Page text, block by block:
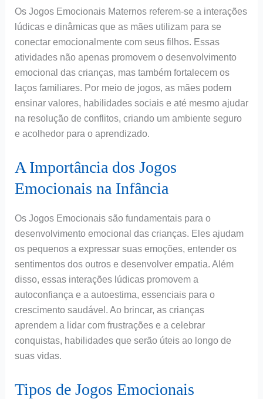
Os Jogos Emocionais Maternos referem-se a interações
lúdicas e dinâmicas que as mães utilizam para se
conectar emocionalmente com seus filhos. Essas
atividades não apenas promovem o desenvolvimento
emocional das crianças, mas também fortalecem os
laços familiares. Por meio de jogos, as mães podem
ensinar valores, habilidades sociais e até mesmo ajudar
na resolução de conflitos, criando um ambiente seguro
e acolhedor para o aprendizado.
A Importância dos Jogos
Emocionais na Infância
Os Jogos Emocionais são fundamentais para o
desenvolvimento emocional das crianças. Eles ajudam
os pequenos a expressar suas emoções, entender os
sentimentos dos outros e desenvolver empatia. Além
disso, essas interações lúdicas promovem a
autoconfiança e a autoestima, essenciais para o
crescimento saudável. Ao brincar, as crianças
aprendem a lidar com frustrações e a celebrar
conquistas, habilidades que serão úteis ao longo de
suas vidas.
Tipos de Jogos Emocionais